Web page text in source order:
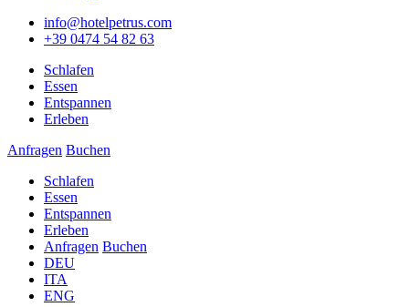
info@hotelpetrus.com
+39 0474 54 82 63
Schlafen
Essen
Entspannen
Erleben
Anfragen Buchen
Schlafen
Essen
Entspannen
Erleben
Anfragen Buchen
DEU
ITA
ENG